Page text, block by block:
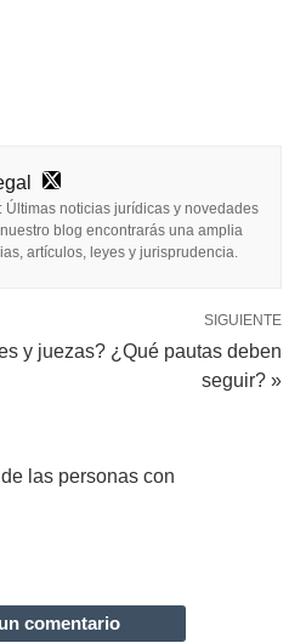
Últimas noticias jurídicas y novedades
blog encontrarás una amplia
artículos, leyes y jurisprudencia.
SIGUIENTE
y juezas? ¿Qué pautas deben
seguir? »
las personas con
comentario